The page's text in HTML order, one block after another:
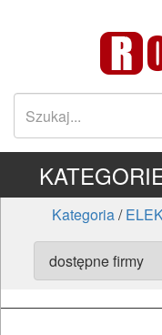
Kategoria/